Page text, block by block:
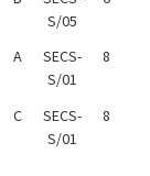
S/05
A
SECS-
S/01
8
C
SECS-
S/01
8